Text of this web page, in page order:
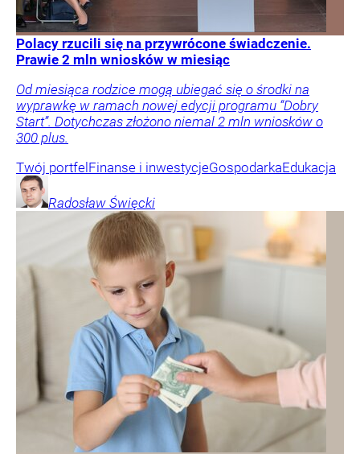
Polacy rzucili się na przywrócone świadczenie.
Prawie 2 mln wniosków w miesiąc
Od miesiąca rodzice mogą ubiegać się o środki na
wyprawkę w ramach nowej edycji programu “Dobry
Start”. Dotychczas złożono niemal 2 mln wniosków o
300 plus.
Twój portfelFinanse i inwestycjeGospodarkaEdukacja
Radosław Święcki